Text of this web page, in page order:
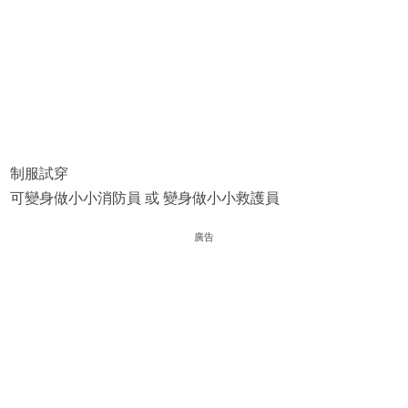
制服試穿
可變身做小小消防員 或 變身做小小救護員
廣告